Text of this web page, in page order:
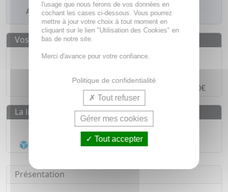
Ajouter à mes favoris
Vos avantages
Des prixIMBATTABLES
Paiement en4 fois sans frais à partir de 30€
La livraison
Livraison gratuite dès55€
Acheminement Chronopost
Présentation
l'usage que nous ferons de vos données en
cochant les cases ci-dessous. Vous pourrez
mettre à jour votre choix à tout moment en
cliquant sur le lien "Utilisation des Cookies" en
bas de notre site.
Merci d'avance pour votre confiance.
Politique de confidentialité
Tout refuser
Gérer mes cookies
Tout accepter